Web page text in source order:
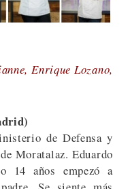
Enrique Lozano,
de Defensa y
Moratalaz. Eduardo
14 años empezó a